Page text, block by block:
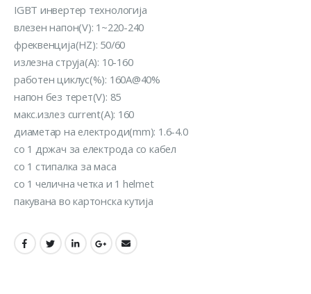
IGBT инвертер технологија
влезен напон(V): 1~220-240
фреквенција(HZ): 50/60
излезна струја(A): 10-160
работен циклус(%): 160A@40%
напон без терет(V): 85
макс.излез current(A): 160
диаметар на електроди(mm): 1.6-4.0
со 1 држач за електрода со кабел
со 1 стипалка за маса
со 1 челична четка и 1 helmet
пакувана во картонска кутија